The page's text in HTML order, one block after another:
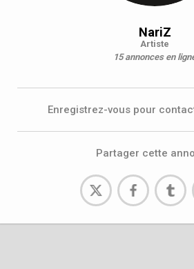
NariZ
Artiste
15 annonces en
Enregistrez-vous pour
Partager cette